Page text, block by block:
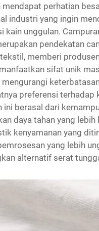
mendapat perhatian
industri yang ingin
kain unggulan.
pendekatan
memberi
sifat unik
preferensi terhadap
ini berasal dari
daya tahan yang lebih
kenyamanan yang
yang lebih
alternatif serat